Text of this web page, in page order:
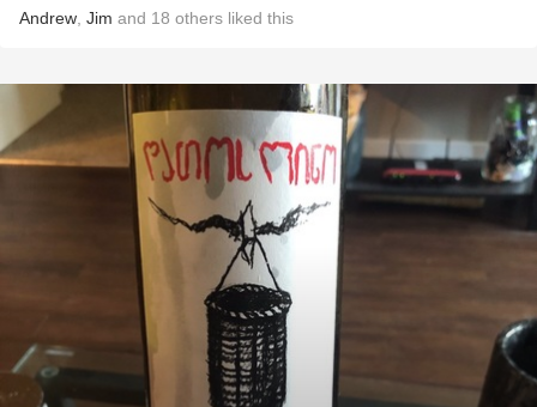
Andrew Jim and 18 others liked this